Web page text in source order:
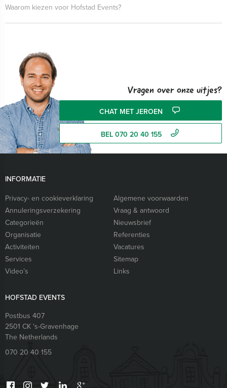
Waarom kiezen voor Hofstad Events?
Vragen over onze uitjes?
CHAT MET JEROEN
BEL 070 20 40 155
INFORMATIE
Privacy- en cookieverklaring
Algemene voorwaarden
Annuleringsverzekering
Vraag & antwoord
Categorieën
Nieuwsbrief
Organisatie
Referenties
Activiteiten
Vacatures
Services
Sitemap
Video’s
Links
HOFSTAD EVENTS
Postbus 407
2501 CK 's-Gravenhage
The Netherlands
070 20 40 155